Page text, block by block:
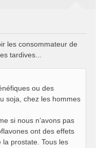
les consommateur de
tardives...
ou des
soja, chez les hommes
si nous n’avons pas
ont des effets
prostate. Tous les